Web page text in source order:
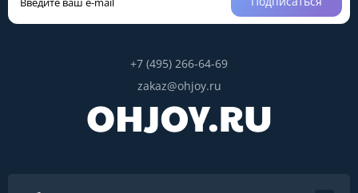
+7 (495) 266-64-69
zakaz@ohjoy.ru